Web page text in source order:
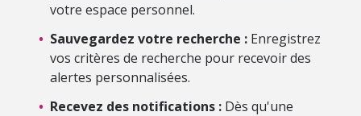
votre espace personnel.
• Sauvegardez votre recherche : Enregistrez
vos critères de recherche pour recevoir des
alertes personnalisées.
• Recevez des notifications : Dès qu'une